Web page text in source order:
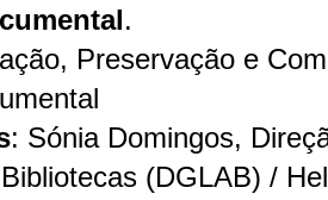
.
Preservação e
: Sónia Domingos,
(DGLAB) /